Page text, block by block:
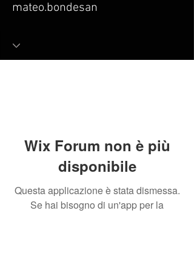
mateo.bondesan
Wix Forum non è più
disponibile
Questa applicazione è stata dismessa.
Se hai bisogno di un'app per la